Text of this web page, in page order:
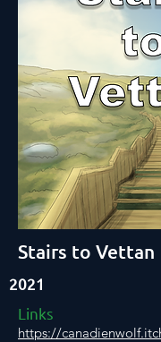
Stairs to Vettan
2021
Links
https://